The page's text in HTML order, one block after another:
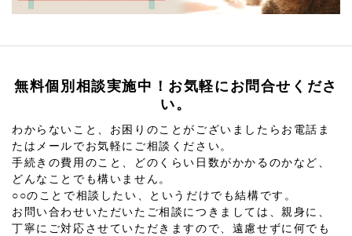
無料個別相談実施中！お気軽にお問合せくださ
い。
わからないこと、お困りのことがございましたらお電話ま
たはメールでお気軽にご相談ください。
手続きの費用のこと、どのくらい日数がかかるのかなど、
どんなことでも構いません。
○○のことで相談したい、というだけでも結構です。
お問い合わせいただいたご相談につきましては、親身に、
丁寧にご対応させていただきますので、遠慮せずに何でも